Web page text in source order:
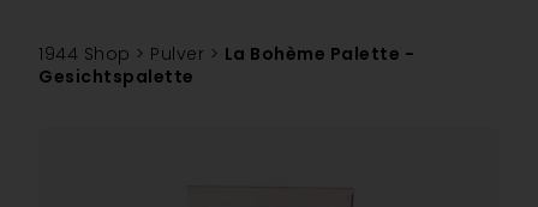
简体中文
TIẾNG VIỆT
1944 Shop > Pulver > La Bohème Palette -
Gesichtspalette